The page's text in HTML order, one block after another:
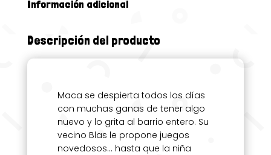
Información adicional
Descripción del producto
Maca se despierta todos los días
con muchas ganas de tener algo
nuevo y lo grita al barrio entero. Su
vecino Blas le propone juegos
novedosos… hasta que la niña